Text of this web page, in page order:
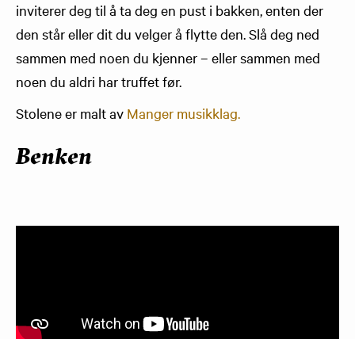
inviterer deg til å ta deg en pust i bakken, enten der
den står eller dit du velger å flytte den. Slå deg ned
sammen med noen du kjenner – eller sammen med
noen du aldri har truffet før.
Stolene er malt av Manger musikklag.
Benken